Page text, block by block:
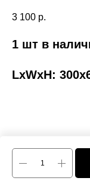
3 100 р.
1 шт в
LxWxH: